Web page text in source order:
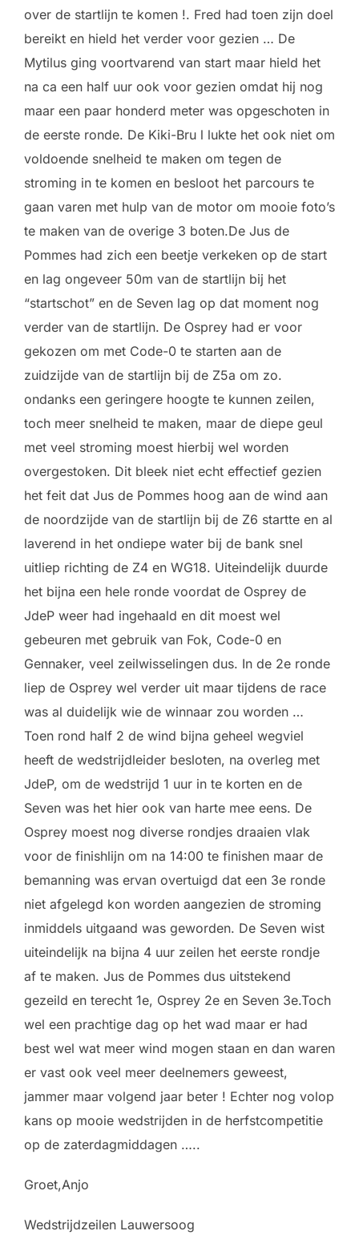
over de startlijn te komen !. Fred had toen zijn doel
bereikt en hield het verder voor gezien … De
Mytilus ging voortvarend van start maar hield het
na ca een half uur ook voor gezien omdat hij nog
maar een paar honderd meter was opgeschoten in
de eerste ronde. De Kiki-Bru l lukte het ook niet om
voldoende snelheid te maken om tegen de
stroming in te komen en besloot het parcours te
gaan varen met hulp van de motor om mooie foto’s
te maken van de overige 3 boten.De Jus de
Pommes had zich een beetje verkeken op de start
en lag ongeveer 50m van de startlijn bij het
“startschot” en de Seven lag op dat moment nog
verder van de startlijn. De Osprey had er voor
gekozen om met Code-0 te starten aan de
zuidzijde van de startlijn bij de Z5a om zo.
ondanks een geringere hoogte te kunnen zeilen,
toch meer snelheid te maken, maar de diepe geul
met veel stroming moest hierbij wel worden
overgestoken. Dit bleek niet echt effectief gezien
het feit dat Jus de Pommes hoog aan de wind aan
de noordzijde van de startlijn bij de Z6 startte en al
laverend in het ondiepe water bij de bank snel
uitliep richting de Z4 en WG18. Uiteindelijk duurde
het bijna een hele ronde voordat de Osprey de
JdeP weer had ingehaald en dit moest wel
gebeuren met gebruik van Fok, Code-0 en
Gennaker, veel zeilwisselingen dus. In de 2e ronde
liep de Osprey wel verder uit maar tijdens de race
was al duidelijk wie de winnaar zou worden …
Toen rond half 2 de wind bijna geheel wegviel
heeft de wedstrijdleider besloten, na overleg met
JdeP, om de wedstrijd 1 uur in te korten en de
Seven was het hier ook van harte mee eens. De
Osprey moest nog diverse rondjes draaien vlak
voor de finishlijn om na 14:00 te finishen maar de
bemanning was ervan overtuigd dat een 3e ronde
niet afgelegd kon worden aangezien de stroming
inmiddels uitgaand was geworden. De Seven wist
uiteindelijk na bijna 4 uur zeilen het eerste rondje
af te maken. Jus de Pommes dus uitstekend
gezeild en terecht 1e, Osprey 2e en Seven 3e.Toch
wel een prachtige dag op het wad maar er had
best wel wat meer wind mogen staan en dan waren
er vast ook veel meer deelnemers geweest,
jammer maar volgend jaar beter ! Echter nog volop
kans op mooie wedstrijden in de herfstcompetitie
op de zaterdagmiddagen …..
Groet,Anjo
Wedstrijdzeilen Lauwersoog